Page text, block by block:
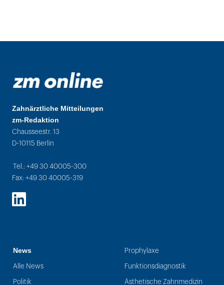
Zahnärztliche Mitteilungen
zm-Redaktion
Chausseestr. 13
D-10115 Berlin
Tel.: +49 30 40005-300
Fax: +49 30 40005-319
LinkedIn
News
Alle News
Politik
Prophylaxe
Funktionsdiagnostik
Ästhetische Zahnmedizin